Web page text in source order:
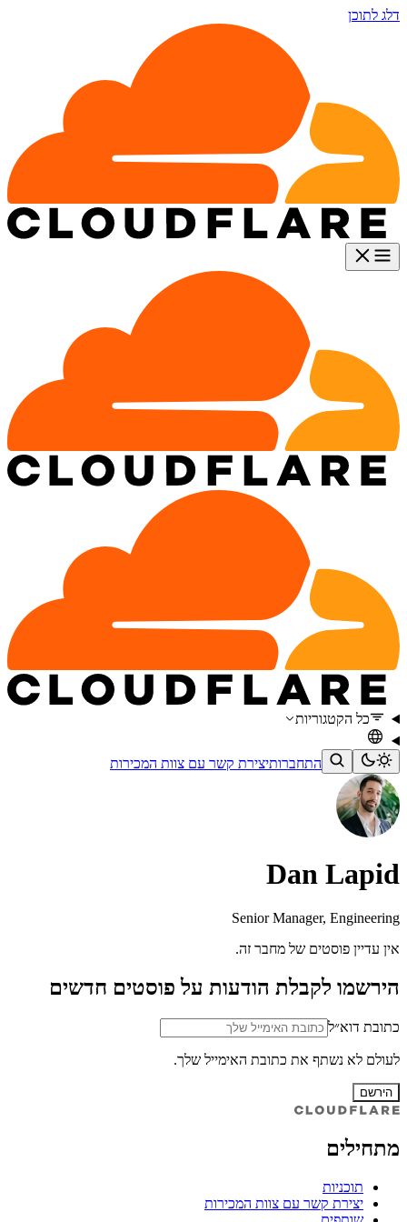
דלג לתוכן
כל הקטגוריות
התחברותיצירת קשר עם צוות המכירות
Dan Lapid
Senior Manager, Engineering
אין עדיין פוסטים של מחבר זה.
הירשמו לקבלת הודעות על פוסטים חדשים
כתובת דוא״ל
לעולם לא נשתף את כתובת האימייל שלך.
הירשם
מתחילים
תוכניות
יצירת קשר עם צוות המכירות